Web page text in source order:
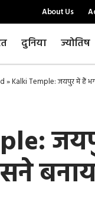
About Us
दुनिया ज्योतिष
»Kalki Temple: जयपुर में हैं